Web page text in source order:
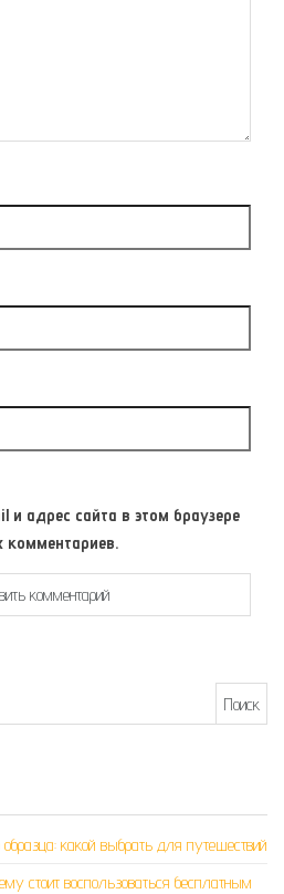
и адрес сайта в этом браузере
образца: какой выбрать для путешествий
стоит воспользоваться бесплатным